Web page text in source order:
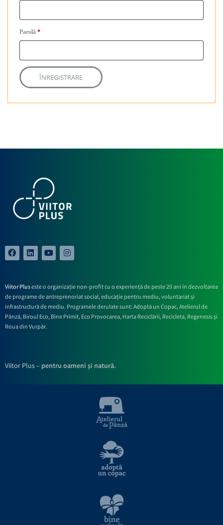
Parolă *
ÎNREGISTRARE
Viitor Pluseste o organizație non-profit cu o experiență de peste 20 ani în dezvoltarea
de programe de antreprenoriat social, educație pentru mediu, voluntariat și
infrastructură de mediu. Programele derulate sunt: Adoptă un Copac, Atelierul de
Pânză,Biroul Eco,Bine Primit,Eco Provocarea,Harta Reciclării,Recicleta, Regenesis și
Roua din Vurpăr.
Viitor Plus – pentru oameni și natură.